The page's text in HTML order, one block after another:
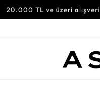
20.000 TL ve üzeri